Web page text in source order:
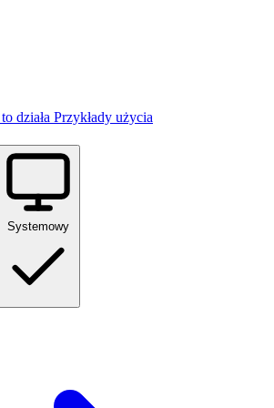
działa Przykłady użycia
Systemowy